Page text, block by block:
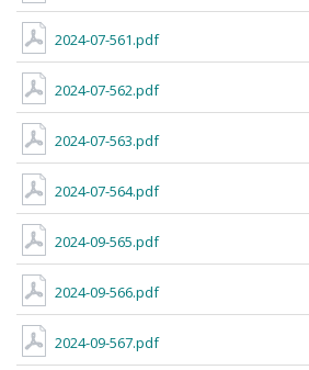
2024-07-561.pdf
2024-07-562.pdf
2024-07-563.pdf
2024-07-564.pdf
2024-09-565.pdf
2024-09-566.pdf
2024-09-567.pdf